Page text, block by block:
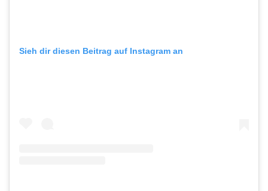
Sieh dir diesen Beitrag auf Instagram an